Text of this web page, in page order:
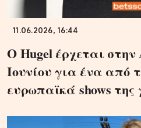
11.06.2026, 16:44
Ο Hugel έρχεται στην
Ιουνίου για ένα από
ευρωπαϊκά shows της